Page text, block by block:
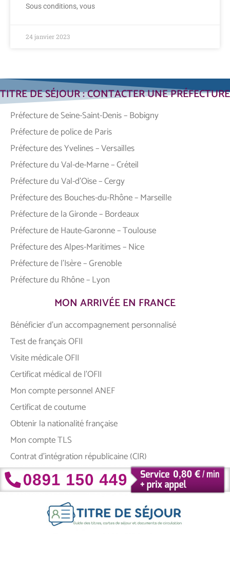
Sous conditions, vous
24 janvier 2023
TITRE DE SÉJOUR : CONTACTER UNE PRÉFECTURE
Préfecture de Seine-Saint-Denis – Bobigny
Préfecture de police de Paris
Préfecture des Yvelines – Versailles
Préfecture du Val-de-Marne – Créteil
Préfecture du Val-d’Oise – Cergy
Préfecture des Bouches-du-Rhône – Marseille
Préfecture de la Gironde – Bordeaux
Préfecture de Haute-Garonne – Toulouse
Préfecture des Alpes-Maritimes – Nice
Préfecture de l’Isère – Grenoble
Préfecture du Rhône – Lyon
MON ARRIVÉE EN FRANCE
Bénéficier d’un accompagnement personnalisé
Test de français OFII
Visite médicale OFII
Certificat médical de l’OFII
Mon compte personnel ANEF
Certificat de coutume
Obtenir la nationalité française
Mon compte TLS
Contrat d’intégration républicaine (CIR)